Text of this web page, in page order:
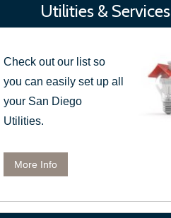
Utilities & Services
Check out our list so
you can easily set up all
your San Diego
Utilities.
More Info